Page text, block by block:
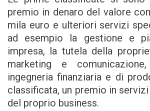
premio in denaro del valore
mila euro e ulteriori servizi
ad esempio la gestione e
impresa, la tutela della
marketing e
ingegneria finanziaria e di
classificata, un premio in
del proprio business.